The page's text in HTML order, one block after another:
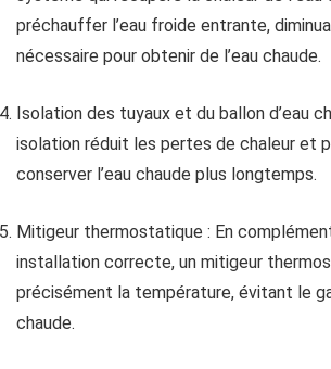
préchauffer l’eau froide entrante,
nécessaire pour obtenir de l’eau chaude.
Isolation des tuyaux et du ballon d’eau
isolation réduit les pertes de chaleur et
conserver l’eau chaude plus longtemps.
Mitigeur thermostatique : En
installation correcte, un mitigeur
précisément la température, évitant le
chaude.